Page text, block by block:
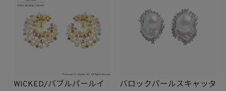
WICKED/バブルパールイ
バロックパールスキャッタ